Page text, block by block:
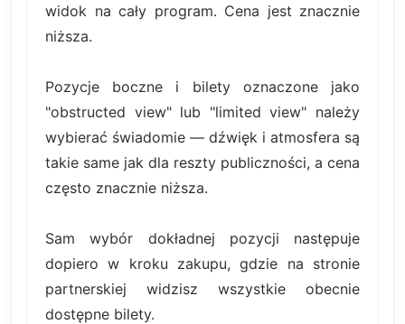
widok na cały program. Cena jest znacznie
niższa.
Pozycje boczne i bilety oznaczone jako
"obstructed view" lub "limited view" należy
wybierać świadomie — dźwięk i atmosfera są
takie same jak dla reszty publiczności, a cena
często znacznie niższa.
Sam wybór dokładnej pozycji następuje
dopiero w kroku zakupu, gdzie na stronie
partnerskiej widzisz wszystkie obecnie
dostępne bilety.